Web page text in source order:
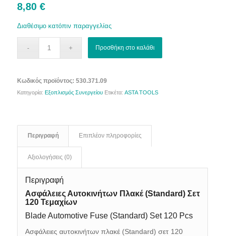
8,80 €
Διαθέσιμο κατόπιν παραγγελίας
Προσθήκη στο καλάθι
Κωδικός προϊόντος: 530.371.09
Κατηγορία: Εξοπλισμός Συνεργείου Ετικέτα: ASTA TOOLS
Περιγραφή Επιπλέον πληροφορίες
Αξιολογήσεις (0)
Περιγραφή
Ασφάλειες Αυτοκινήτων Πλακέ (Standard) Σετ
120 Τεμαχίων
Blade Automotive Fuse (Standard) Set 120 Pcs
Ασφάλειες αυτοκινήτων πλακέ (Standard) σετ 120